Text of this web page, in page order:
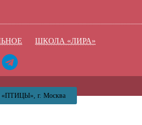
ШКОЛА «ЛИРА»
«ПТИЦЫ», г. Москва